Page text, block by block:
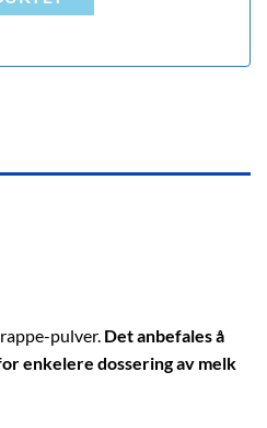
pulver. Det anbefales å
enkelere dossering av melk